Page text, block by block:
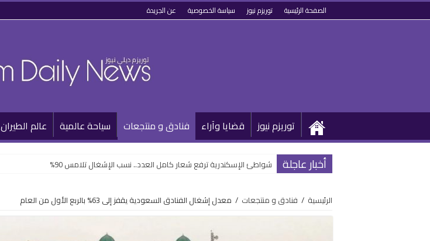
الصفحة الرئيسية توريزم نيوز سياسة الخصوصية عن الجريدة
توريزم نيوز قضايا وآراء فنادق و منتجعات سياحة عالمية عالم الطيران
أخبار عاجلة شواطئ الإسكندرية ترفع شعار كامل العدد.. نسب الإشغال تلامس 90%
الرئيسية / فنادق و منتجعات / معدل إشغال الفنادق السعودية يقفز إلى 63% بالربع الأول من العام